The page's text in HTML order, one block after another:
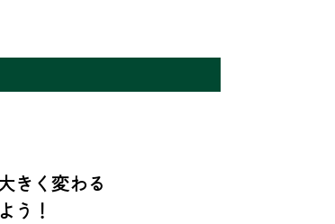
きく変わる
う！